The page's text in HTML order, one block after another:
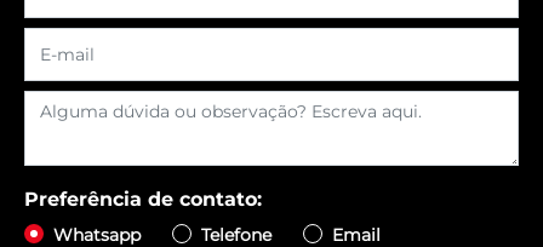
Preferência de contato:
Whatsapp Telefone Email